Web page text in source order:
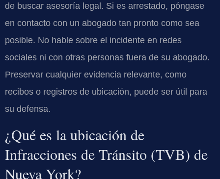
de buscar asesoría legal. Si es arrestado, póngase
en contacto con un abogado tan pronto como sea
posible. No hable sobre el incidente en redes
sociales ni con otras personas fuera de su abogado.
Preservar cualquier evidencia relevante, como
recibos o registros de ubicación, puede ser útil para
su defensa.
¿Qué es la ubicación de
Infracciones de Tránsito (TVB) de
Nueva York?